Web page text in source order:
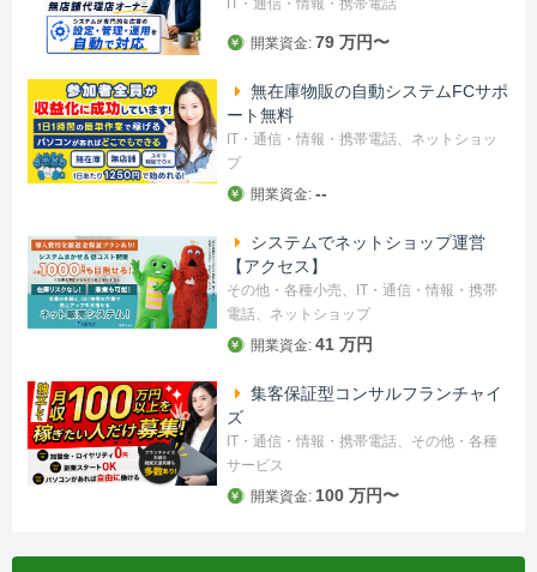
IT・通信・情報・携帯電話
開業資金: 79 万円〜
無在庫物販の自動システムFCサポ
ート無料
IT・通信・情報・携帯電話、ネットショッ
プ
開業資金: --
システムでネットショップ運営
【アクセス】
その他・各種小売、IT・通信・情報・携帯
電話、ネットショップ
開業資金: 41 万円
集客保証型コンサルフランチャイ
ズ
IT・通信・情報・携帯電話、その他・各種
サービス
開業資金: 100 万円〜